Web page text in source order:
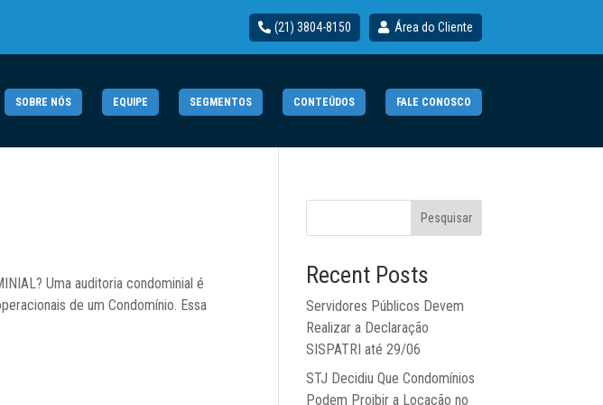
(21) 3804-8150 Área do Cliente
SOBRE NÓS EQUIPE SEGMENTOS CONTEÚDOS FALE CONOSCO
Uma auditoria condominial é
de um Condomínio. Essa
Pesquisar
Recent Posts
Servidores Públicos Devem
Realizar a Declaração
SISPATRI até 29/06
STJ Decidiu Que Condomínios
Podem Proibir a Locação no